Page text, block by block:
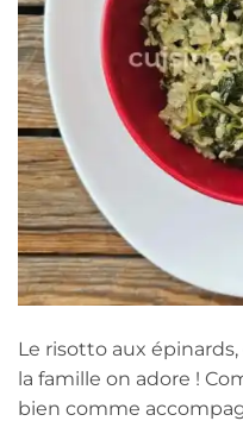
Le risotto aux
la famille on adore !
bien comme